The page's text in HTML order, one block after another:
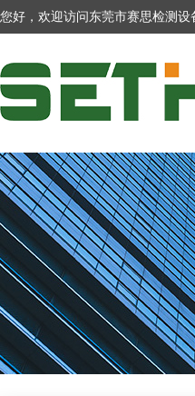
您好，欢迎访问东莞市赛思检测设